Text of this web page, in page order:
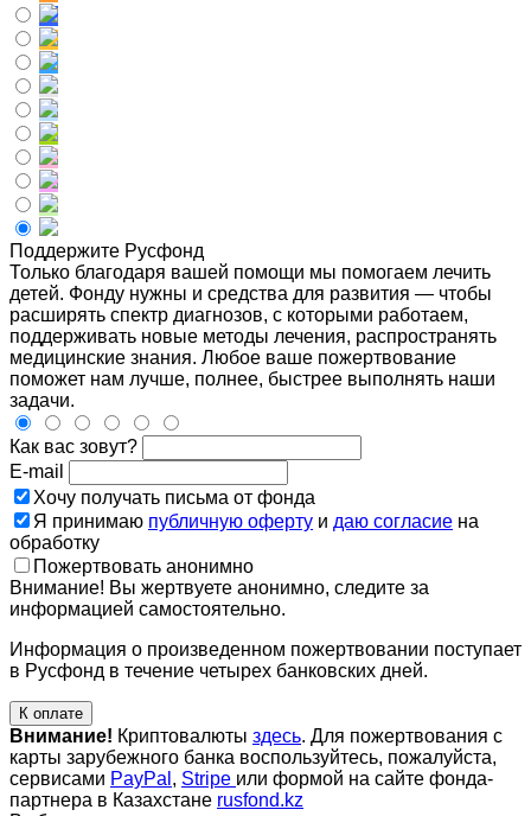
Поддержите Русфонд
Только благодаря вашей помощи мы помогаем лечить
детей. Фонду нужны и средства для развития — чтобы
расширять спектр диагнозов, с которыми работаем,
поддерживать новые методы лечения, распространять
медицинские знания. Любое ваше пожертвование
поможет нам лучше, полнее, быстрее выполнять наши
задачи.
Как вас зовут?
E-mail
Хочу получать письма от фонда
Я принимаю публичную оферту и даю согласие на
обработку
Пожертвовать анонимно
Внимание! Вы жертвуете анонимно, следите за
информацией самостоятельно.
Информация о произведенном пожертвовании поступает
в Русфонд в течение четырех банковских дней.
К оплате
Внимание! Криптовалюты здесь. Для пожертвования с
карты зарубежного банка воспользуйтесь, пожалуйста,
сервисами PayPal , Stripe или формой на сайте фонда-
партнера в Казахстане rusfond.kz